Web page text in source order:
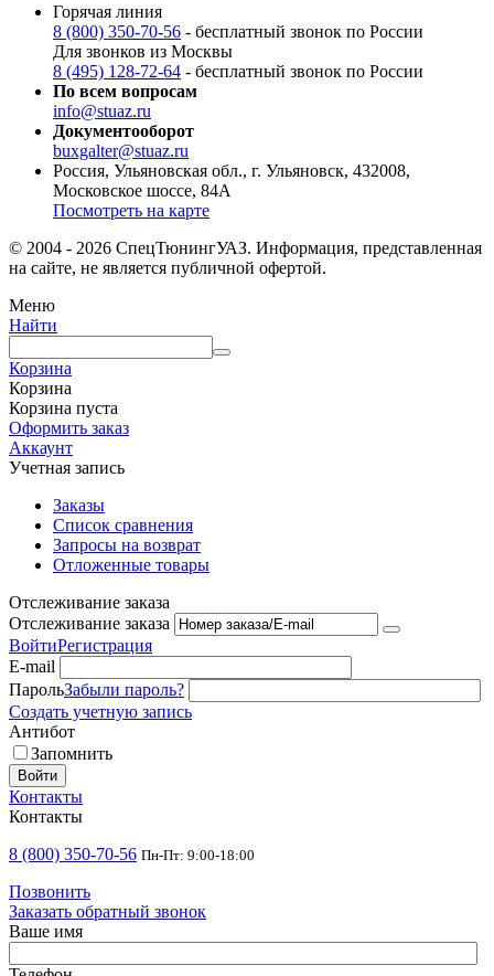
Горячая линия
8 (800) 350-70-56 - бесплатный звонок по России
Для звонков из Москвы
8 (495) 128-72-64 - бесплатный звонок по России
По всем вопросам
info@stuaz.ru
Документооборот
buxgalter@stuaz.ru
Россия, Ульяновская обл., г. Ульяновск, 432008,
Московское шоссе, 84А
Посмотреть на карте
© 2004 - 2026 СпецТюнингУАЗ. Информация, представленная
на сайте, не является публичной офертой.
Меню
Найти
Корзина
Корзина
Корзина пуста
Оформить заказ
Аккаунт
Учетная запись
Заказы
Список сравнения
Запросы на возврат
Отложенные товары
Отслеживание заказа
Отслеживание заказа
ВойтиРегистрация
E-mail
ПарольЗабыли пароль?
Создать учетную запись
Антибот
Запомнить
Войти
Контакты
Контакты
8 (800) 350-70-56 Пн-Пт: 9:00-18:00
Позвонить
Заказать обратный звонок
Ваше имя